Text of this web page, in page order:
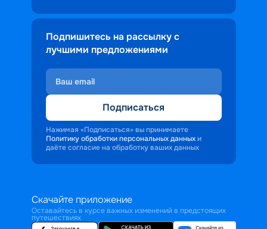
Подпишитесь на рассылку с
лучшими предложениями
Подписаться
Нажимая «Подписаться» вы принимаете
Политику обработки персональных данных и
даёте согласие на обработку ваших данных
Скачайте приложение
Оставайтесь в курсе важных изменений в предстоящих
путешествиях